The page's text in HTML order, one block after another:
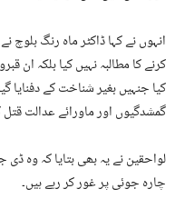
انہوں نے کہا ڈاکٹر ماہ رنگ
کرنے کا مطالبہ نہیں کیا بلکہ ان
کیا جنہیں بغیر شناخت کے دفنایا
گمشدگیوں اور ماورائے عدالت
لواحقین نے یہ بھی بتایا کہ وہ
چارہ جوئی پر غور کر رہے ہیں۔